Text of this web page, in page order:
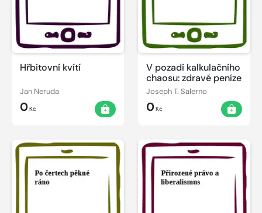
Hřbitovní kvítí
Jan Neruda
0Kč
V pozadí kalkulačního
chaosu: zdravé peníze
Joseph T. Salerno
0Kč